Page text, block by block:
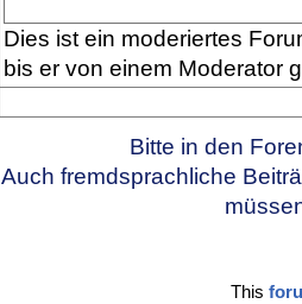
Dies ist ein moderiertes
bis er von einem Moderator
Bitte in den
Auch fremdsprachliche
This